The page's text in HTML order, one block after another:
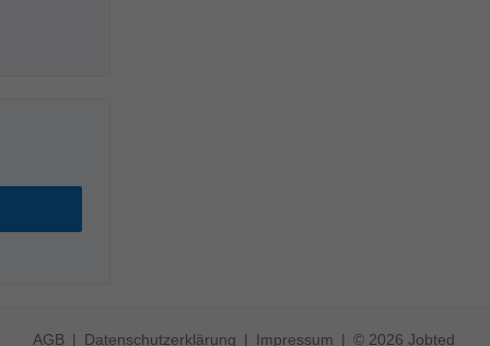
AGB Datenschutzerklärung Impressum © 2026 Jobted